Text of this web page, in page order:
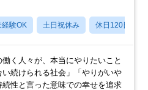
験OK 土日祝休み 休日120日以上
働く人々が、本当にやりたいこと
い続けられる社会」「やりがいや
続性と言った意味での幸せを追求